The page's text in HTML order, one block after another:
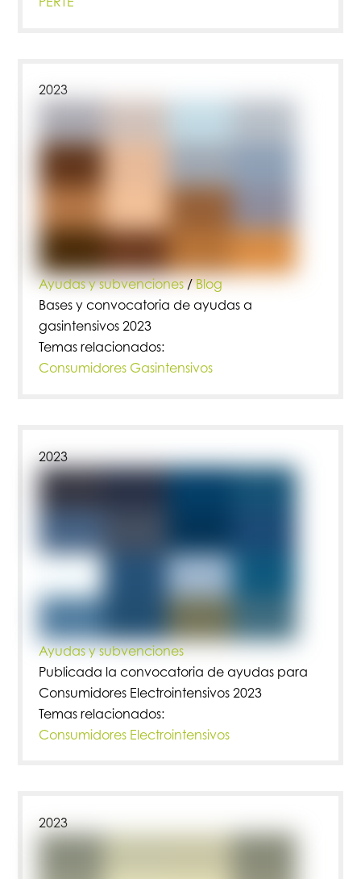
2023
Ayudas y subvenciones/Blog
Bases y convocatoria de ayudas a
gasintensivos 2023
Temas relacionados:
Consumidores Gasintensivos
2023
Ayudas y subvenciones
Publicada la convocatoria de ayudas para
Consumidores Electrointensivos 2023
Temas relacionados:
Consumidores Electrointensivos
2023